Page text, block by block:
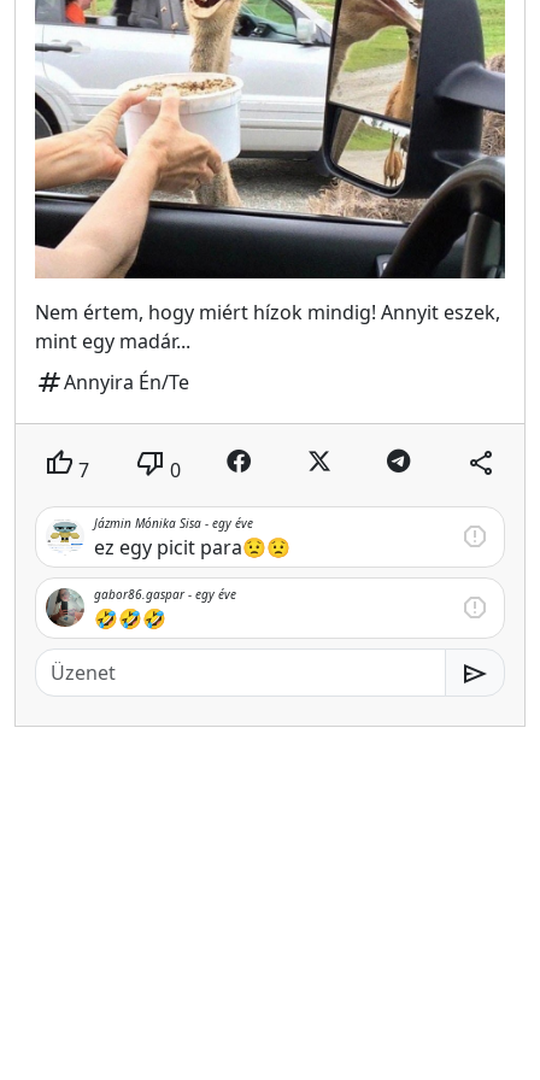
Nem értem, hogy miért hízok mindig! Annyit eszek,
mint egy madár...
tagAnnyira Én/Te
thumb_up 7 thumb_down 0 share
Jázmin Mónika Sisa - egy éve
ez egy picit para😟😟 report
gabor86.gaspar - egy éve
🤣🤣🤣
report
send